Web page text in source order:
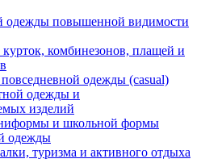
одежды повышенной видимости
комбинезонов, плащей и
одежды (casual)
одежды и
изделий
и школьной формы
одежды
туризма и активного отдыха